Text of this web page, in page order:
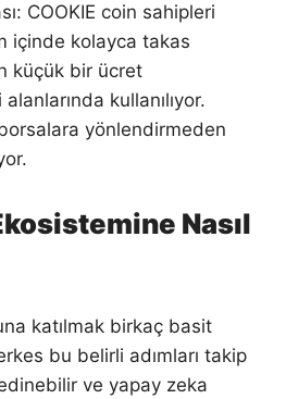
COOKIE coin sahipleri
içinde kolayca takas
küçük bir ücret
kullanılıyor.
borsalara yönlendirmeden
Nasıl
katılmak birkaç basit
bu belirli adımları takip
ve yapay zeka